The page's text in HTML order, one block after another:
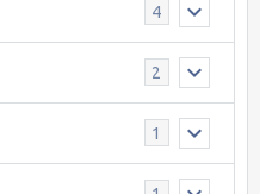
4
2
1